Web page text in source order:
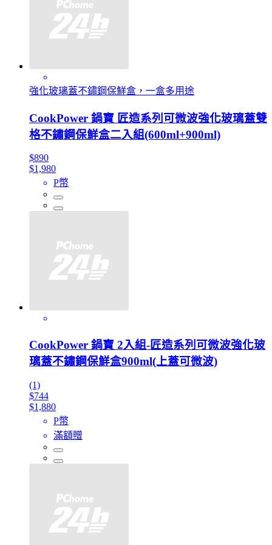
強化玻璃蓋不鏽鋼保鮮盒，一盒多用途
CookPower 鍋寶 匠造系列可微波強化玻璃蓋雙
格不鏽鋼保鮮盒二入組(600ml+900ml)
$890
$1,980
P幣
CookPower 鍋寶 2入組-匠造系列可微波強化玻
璃蓋不鏽鋼保鮮盒900ml(上蓋可微波)
(1)
$744
$1,880
P幣
滿額贈